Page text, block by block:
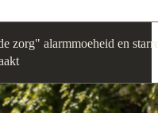
zorg" alarmmoeheid en